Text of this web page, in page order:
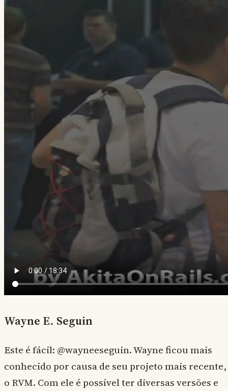
Wayne E. Seguin
Este é fácil: @wayneeseguin. Wayne ficou mais
conhecido por causa de seu projeto mais recente,
o RVM. Com ele é possível ter diversas versões e